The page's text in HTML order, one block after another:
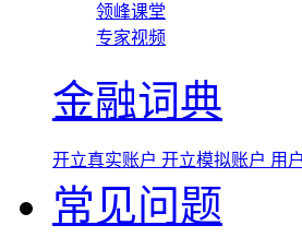
领峰课堂
专家视频
金融词典
开立真实账户 开立模拟账户 用
常见问题